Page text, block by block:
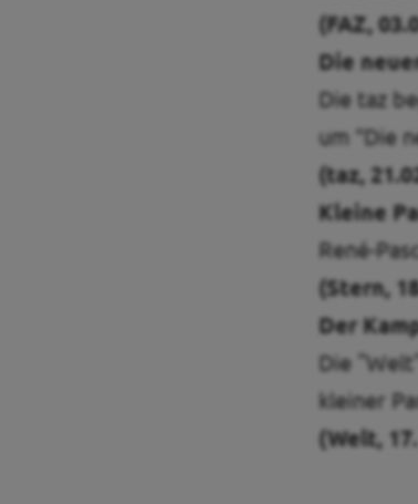
(FAZ,
Die
Die taz
um “Die
(taz,
Kleine
René-
(Stern,
Der
Die
kleiner
(Welt,